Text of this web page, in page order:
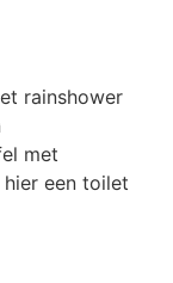
rainshower
met
een toilet